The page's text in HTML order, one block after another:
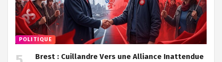
POLITIQUE
Brest : Cuillandre Vers une Alliance Inattendue